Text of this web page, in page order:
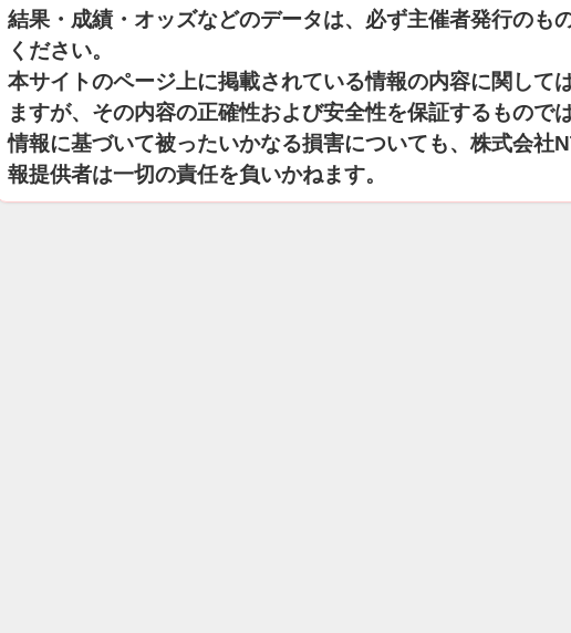
結果・成績・オッズなどのデータは、必ず主催者発行のも
ください。
本サイトのページ上に掲載されている情報の内容に関して
ますが、その内容の正確性および安全性を保証するもので
情報に基づいて被ったいかなる損害についても、株式会社
報提供者は一切の責任を負いかねます。